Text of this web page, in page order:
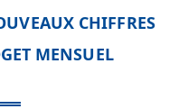
CHIFFRES
MENSUEL